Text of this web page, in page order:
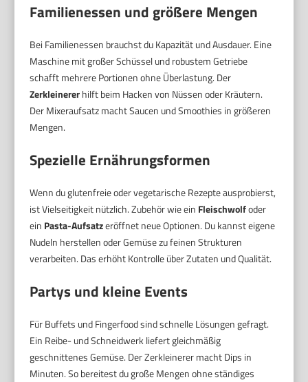
Familienessen und größere Mengen
Bei Familienessen brauchst du Kapazität und Ausdauer. Eine
Maschine mit großer Schüssel und robustem Getriebe
schafft mehrere Portionen ohne Überlastung. Der
Zerkleinererhilft beim Hacken von Nüssen oder Kräutern.
Der Mixeraufsatz macht Saucen und Smoothies in größeren
Mengen.
Spezielle Ernährungsformen
Wenn du glutenfreie oder vegetarische Rezepte ausprobierst,
ist Vielseitigkeit nützlich. Zubehör wie ein Fleischwolfoder
ein Pasta-Aufsatzeröffnet neue Optionen. Du kannst eigene
Nudeln herstellen oder Gemüse zu feinen Strukturen
verarbeiten. Das erhöht Kontrolle über Zutaten und Qualität.
Partys und kleine Events
Für Buffets und Fingerfood sind schnelle Lösungen gefragt.
Ein Reibe- und Schneidwerk liefert gleichmäßig
geschnittenes Gemüse. Der Zerkleinerer macht Dips in
Minuten. So bereitest du große Mengen ohne ständiges